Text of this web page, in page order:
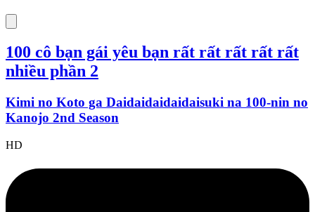
100 cô bạn gái yêu bạn rất rất rất rất rất
nhiều phần 2
Kimi no Koto ga Daidaidaidaidaisuki na 100-nin no
Kanojo 2nd Season
HD